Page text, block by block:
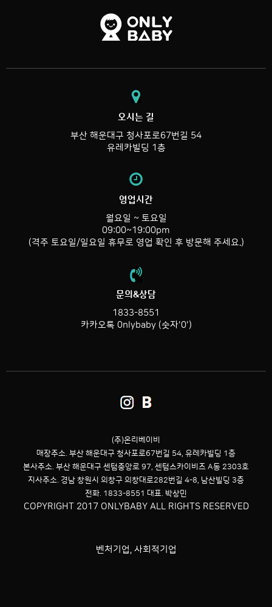
오시는 길
부산 해운대구 청사포로67번길 54
유레카빌딩 1층
영업시간
월요일 ~ 토요일
09:00~19:00pm
(격주 토요일/일요일 휴무로 영업 확인 후 방문해 주세요.)
문의&상담
1833-8551
카카오톡 0nlybaby (숫자'0')
(주)온리베이비
매장주소. 부산 해운대구 청사포로67번길 54, 유레카빌딩 1층
본사주소. 부산 해운대구 센텀중앙로 97, 센텀스카이비즈 A동 2303호
지사주소. 경남 창원시 의창구 의창대로282번길 4-8, 남산빌딩 3층
전화. 1833-8551 대표. 박상민
COPYRIGHT 2017 ONLYBABY ALL RIGHTS RESERVED
벤처기업, 사회적기업